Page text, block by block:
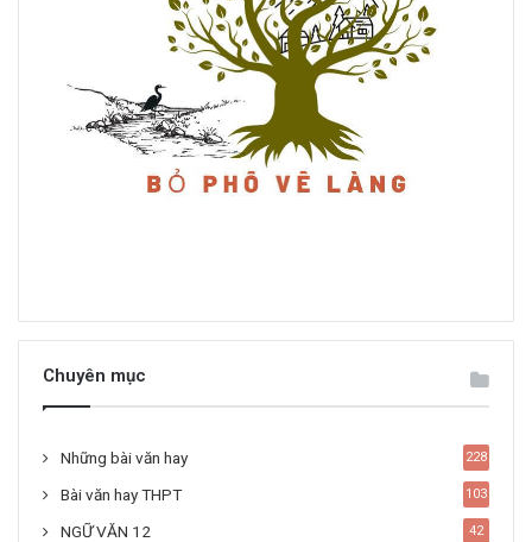
Chuyên mục
Những bài văn hay 228
Bài văn hay THPT 103
NGỮ VĂN 12 42